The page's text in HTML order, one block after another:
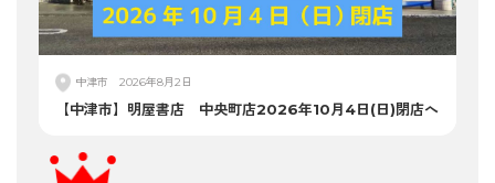
中津市 2026年8月2日
【中津市】明屋書店 中央町店2026年10月4日(日)閉店へ